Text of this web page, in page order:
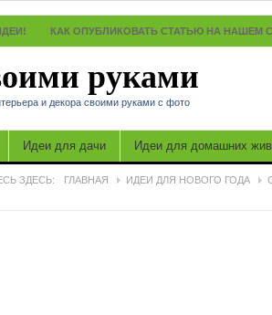
КАК ОПУБЛИКОВАТЬ СТАТЬЮ НА НАШЕМ
руками
и декора своими руками с фото
Идеи для дачи Идеи для домашних
ЗДЕСЬ: ГЛАВНАЯ ИДЕИ ДЛЯ НОВОГО ГОДА